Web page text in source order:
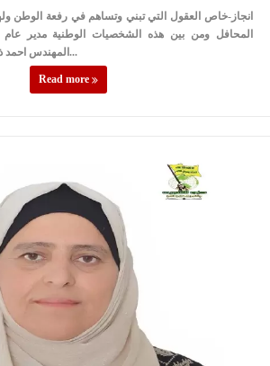
انجاز-خاص العقول التي تبني وتساهم في رفعة الوطن
المحافل ومن بين هذه الشخصيات الوطنية مدير عام
المهندس احمد ذينات” . المهندس ذينات..ي...
Read more